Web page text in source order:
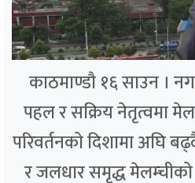
काठमाण्डौ १६ साउन ।
पहल र सक्रिय नेतृत्वमा
परिवर्तनको दिशामा अघि
र जलधार समृद्ध मेलम्चीको